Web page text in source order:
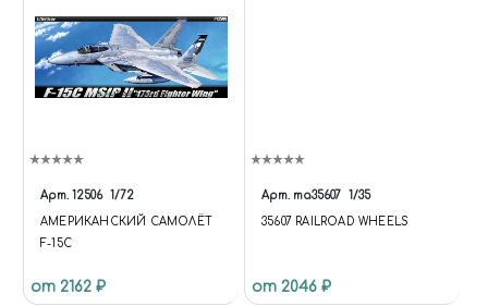
Арт. 12506 1/72
АМЕРИКАНСКИЙ САМОЛЁТ
F-15C
от 2162 ₽
Арт. ma35607 1/35
35607 RAILROAD WHEELS
от 2046 ₽